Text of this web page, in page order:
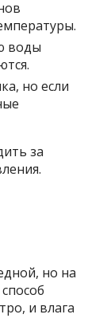
воды
но если
за
но на
и влага